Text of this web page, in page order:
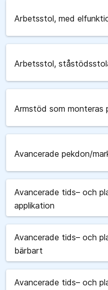
Arbetsstol, med
Arbetsstol,
Armstöd som monteras
Avancerade pekdon/
Avancerade tids– och
applikation
Avancerade tids– och
bärbart
Avancerade tids– och